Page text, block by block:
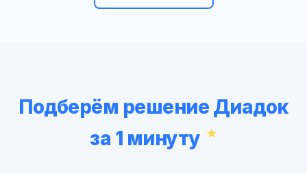
Подберём решение Диадок
за 1 минуту